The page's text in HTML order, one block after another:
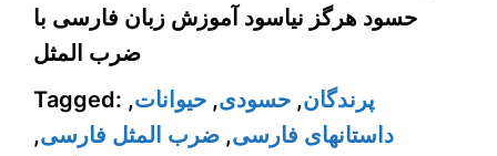
حسود هرگز نیاسود آموزش زبان فارسی با
ضرب المثل
Tagged:
پرندگان, حسودی, حیوانات,
داستانهای فارسی, ضرب المثل فارسی,